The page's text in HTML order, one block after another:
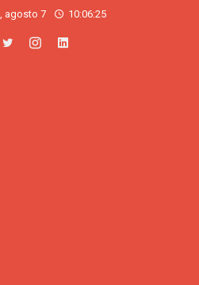
agosto 7 10:06:26